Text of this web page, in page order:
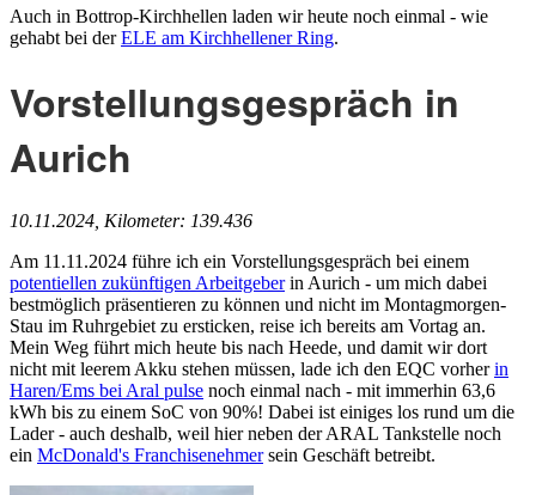
Auch in Bottrop-Kirchhellen laden wir heute noch einmal - wie
gehabt bei derELE am Kirchhellener Ring.
Vorstellungsgespräch in
Aurich
10.11.2024, Kilometer: 139.436
Am 11.11.2024 führe ich ein Vorstellungsgespräch bei einem
potentiellen zukünftigen Arbeitgeberin Aurich - um mich dabei
bestmöglich präsentieren zu können und nicht im Montagmorgen-
Stau im Ruhrgebiet zu ersticken, reise ich bereits am Vortag an.
Mein Weg führt mich heute bis nach Heede, und damit wir dort
nicht mit leerem Akku stehen müssen, lade ich den EQC vorherin
Haren/Ems bei Aral pulse noch einmal nach - mit immerhin 63,6
kWh bis zu einem SoC von 90%! Dabei ist einiges los rund um die
Lader - auch deshalb, weil hier neben der ARAL Tankstelle noch
ein McDonald's Franchisenehmersein Geschäft betreibt.